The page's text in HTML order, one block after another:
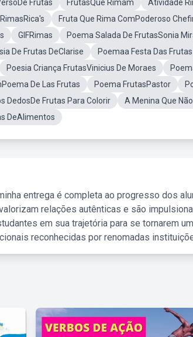
Frutas FrutasQue Rimam Atividade
Fruta Que Rima ComPoderoso
GIFRimas Poema Salada De FrutasSonia
De Frutas DeClarise Poemaa Festa Das Frutas
Poesia Criança FrutasVinicius De Moraes
De Las Frutas Poema FrutasPastor
DedosDe Frutas Para Colorir
A Menina Que
DeAlimentos
entrega é completa ao progresso dos
relações autênticas e são
em sua trajetória para se tornarem
reconhecidas por renomadas